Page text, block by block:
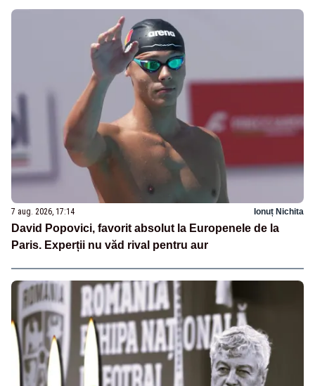
7 aug. 2026, 17:14 Ionuț Nichita
David Popovici, favorit absolut la Europenele de la
Paris. Experții nu văd rival pentru aur